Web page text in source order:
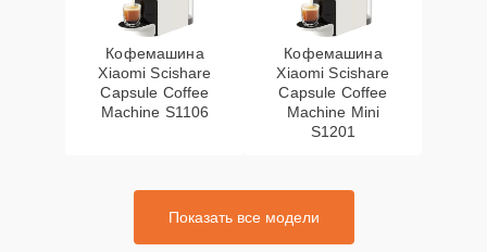
Кофемашина
Xiaomi Scishare
Capsule Coffee
Machine S1106
Кофемашина
Xiaomi Scishare
Capsule Coffee
Machine Mini
S1201
Показать все модели